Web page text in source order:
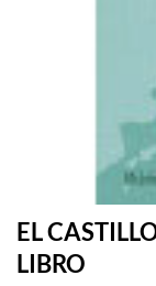
EL
LIBRO